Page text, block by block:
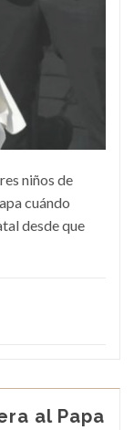
niños de
cuándo
desde que
al Papa